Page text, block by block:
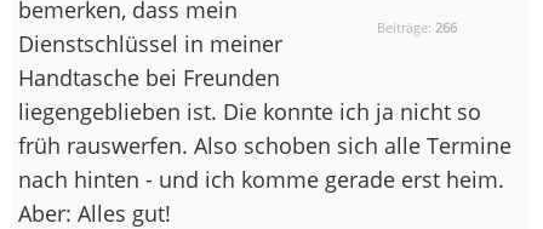
Beiträge: 266
bemerken, dass mein
Dienstschlüssel in meiner
Handtasche bei Freunden
liegengeblieben ist. Die konnte ich ja nicht so
früh rauswerfen. Also schoben sich alle Termine
nach hinten - und ich komme gerade erst heim.
Aber: Alles gut!